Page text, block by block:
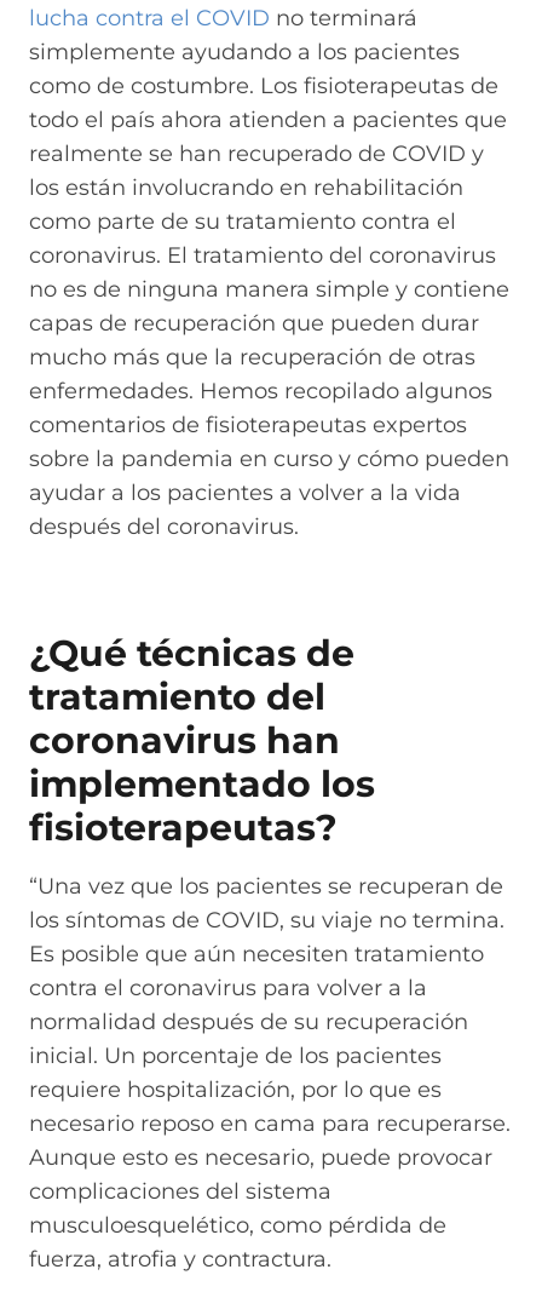
lucha contra el COVID no terminará
simplemente ayudando a los pacientes
como de costumbre. Los fisioterapeutas de
todo el país ahora atienden a pacientes que
realmente se han recuperado de COVID y
los están involucrando en rehabilitación
como parte de su tratamiento contra el
coronavirus. El tratamiento del coronavirus
no es de ninguna manera simple y contiene
capas de recuperación que pueden durar
mucho más que la recuperación de otras
enfermedades. Hemos recopilado algunos
comentarios de fisioterapeutas expertos
sobre la pandemia en curso y cómo pueden
ayudar a los pacientes a volver a la vida
después del coronavirus.
¿Qué técnicas de
tratamiento del
coronavirus han
implementado los
fisioterapeutas?
“Una vez que los pacientes se recuperan de
los síntomas de COVID, su viaje no termina.
Es posible que aún necesiten tratamiento
contra el coronavirus para volver a la
normalidad después de su recuperación
inicial. Un porcentaje de los pacientes
requiere hospitalización, por lo que es
necesario reposo en cama para recuperarse.
Aunque esto es necesario, puede provocar
complicaciones del sistema
musculoesquelético, como pérdida de
fuerza, atrofia y contractura.